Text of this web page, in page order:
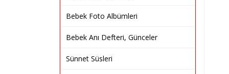
Bebek Foto Albümleri
Bebek Anı Defteri, Günceler
Sünnet Süsleri